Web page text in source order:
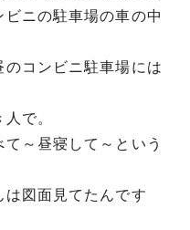
ニの駐車場の車の中
コンビニ駐車場には
で。
～昼寝して～という
図面見てたんです